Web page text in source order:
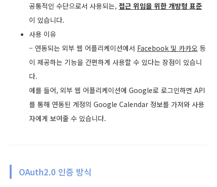
공통적인 수단으로서 사용되는, 접근 위임을 위한 개방형 표준
이 있습니다.
사용 이유
– 연동되는 외부 웹 어플리케이션에서 Facebook 및 카카오 등
이 제공하는 기능을 간편하게 사용할 수 있다는 장점이 있습니
다.
예를 들어, 외부 웹 어플리케이션에 Google로 로그인하면 API
를 통해 연동된 계정의 Google Calendar 정보를 가져와 사용
자에게 보여줄 수 있습니다.
OAuth2.0 인증 방식